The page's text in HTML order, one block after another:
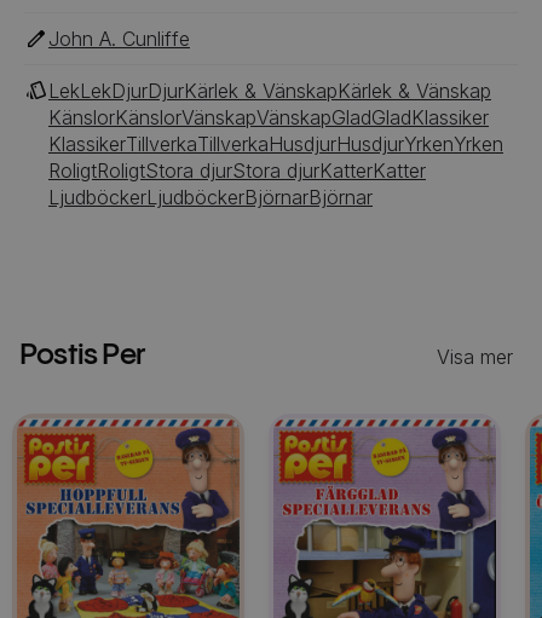
John A. Cunliffe
LekLekDjurDjurKärlek & VänskapKärlek & Vänskap
KänslorKänslorVänskapVänskapGladGladKlassiker
KlassikerTillverkaTillverkaHusdjurHusdjurYrkenYrken
RoligtRoligtStora djurStora djurKatterKatter
LjudböckerLjudböckerBjörnarBjörnar
Postis Per Visa mer